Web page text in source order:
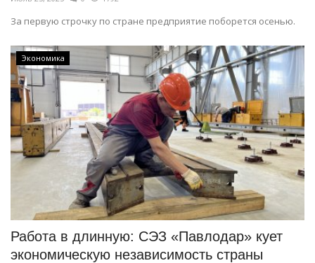
За первую строчку по стране предприятие поборется осенью.
Экономика
Работа в длинную: СЭЗ «Павлодар» кует
экономическую независимость страны